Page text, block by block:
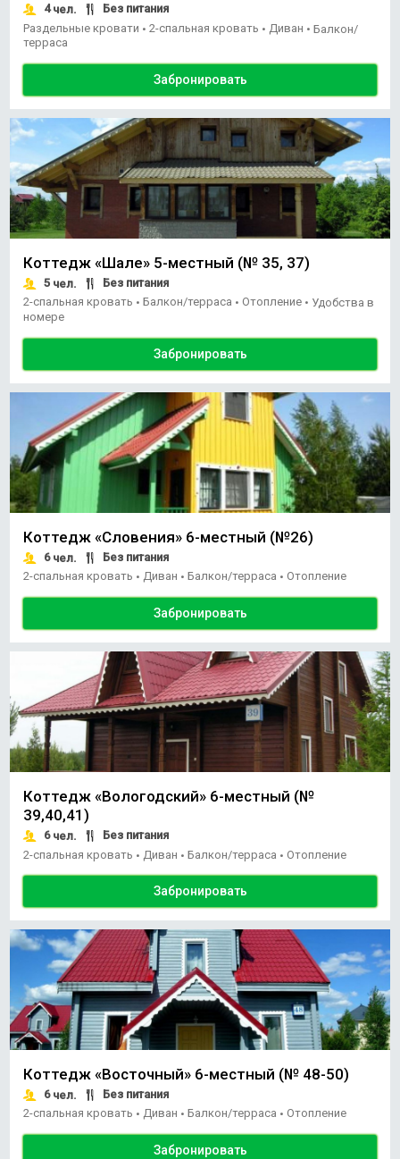
4чел.
Без питания
Раздельные кровати • 2-спальная кровать • Диван • Балкон/
терраса
Забронировать
Коттедж «Шале» 5-местный (№ 35, 37)
5 чел.
Без питания
2-спальная кровать • Балкон/терраса • Отопление • Удобства в
номере
Забронировать
Коттедж «Словения» 6-местный (№26)
6чел.
Без питания
2-спальная кровать • Диван • Балкон/терраса • Отопление
Забронировать
Коттедж «Вологодский» 6-местный (№
39,40,41)
6чел.
Без питания
2-спальная кровать • Диван • Балкон/терраса • Отопление
Забронировать
Коттедж «Восточный» 6-местный (№ 48-50)
6чел.
Без питания
2-спальная кровать • Диван • Балкон/терраса • Отопление
Забронировать